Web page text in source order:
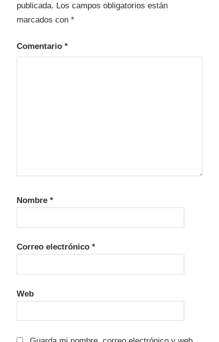
publicada. Los campos obligatorios están
marcados con *
Comentario *
Nombre *
Correo electrónico *
Web